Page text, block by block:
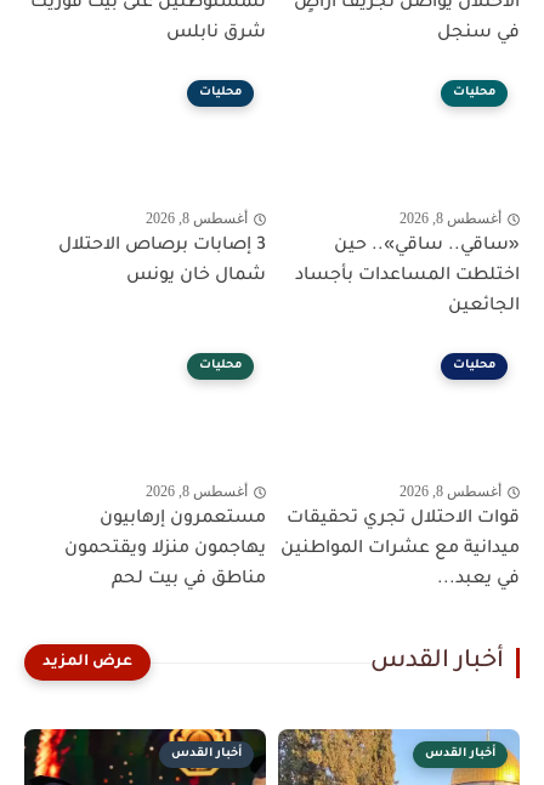
الاحتلال يواصل تجريف أراضٍ
في سنجل
للمستوطنين على بيت فوريك
شرق نابلس
محليات
أغسطس 8, 2026
«ساقي.. ساقي».. حين
اختلطت المساعدات بأجساد
الجائعين
محليات
أغسطس 8, 2026
3 إصابات برصاص الاحتلال
شمال خان يونس
محليات
أغسطس 8, 2026
قوات الاحتلال تجري تحقيقات
ميدانية مع عشرات المواطنين
في يعبد...
محليات
أغسطس 8, 2026
مستعمرون إرهابيون
يهاجمون منزلا ويقتحمون
مناطق في بيت لحم
أخبار القدس
أخبار القدس أخبار القدس